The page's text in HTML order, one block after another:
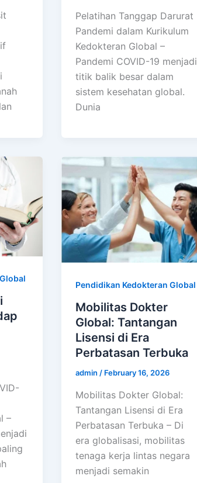
Pelatihan Tanggap Darurat
Pandemi dalam Kurikulum
Kedokteran Global –
Pandemi COVID-19 menjadi
titik balik besar dalam
sistem kesehatan global.
Dunia
–
Pendidikan Kedokteran Global
Mobilitas Dokter
Global: Tantangan
Lisensi di Era
Perbatasan Terbuka
admin / February 16, 2026
Mobilitas Dokter Global:
Tantangan Lisensi di Era
Perbatasan Terbuka – Di
era globalisasi, mobilitas
tenaga kerja lintas negara
menjadi semakin